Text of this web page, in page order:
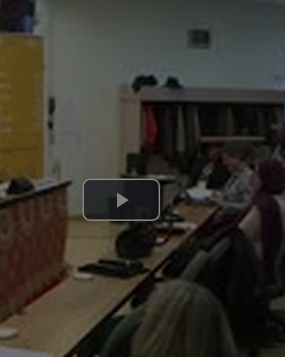
Lire
la
vidéo